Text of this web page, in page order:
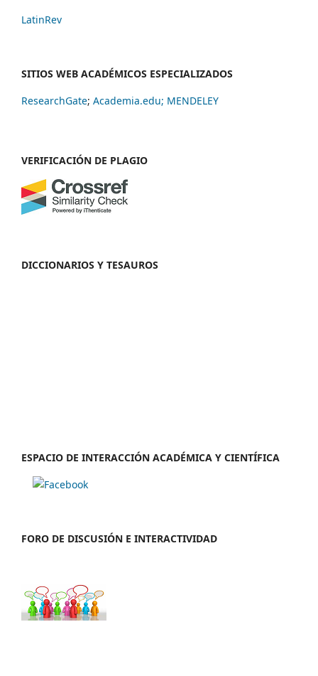
LatinRev
SITIOS WEB ACADÉMICOS ESPECIALIZADOS
ResearchGate; Academia.edu; MENDELEY
VERIFICACIÓN DE PLAGIO
DICCIONARIOS Y TESAUROS
ESPACIO DE INTERACCIÓN ACADÉMICA Y CIENTÍFICA
FORO DE DISCUSIÓN E INTERACTIVIDAD